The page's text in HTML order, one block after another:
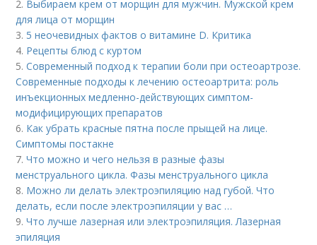
2. Выбираем крем от морщин для мужчин. Мужской крем
для лица от морщин
3. 5 неочевидных фактов о витамине D. Критика
4. Рецепты блюд с куртом
5.Современный подход к терапии боли при остеоартрозе.
Современные подходы к лечению остеоартрита: роль
инъекционных медленно-действующих симптом-
модифицирующих препаратов
6. Как убрать красные пятна после прыщей на лице.
Симптомы постакне
7.Что можно и чего нельзя в разные фазы
менструального цикла. Фазы менструального цикла
8. Можно ли делать электроэпиляцию над губой. Что
делать, если после электроэпиляции у вас …
9.Что лучше лазерная или электроэпиляция. Лазерная
эпиляция